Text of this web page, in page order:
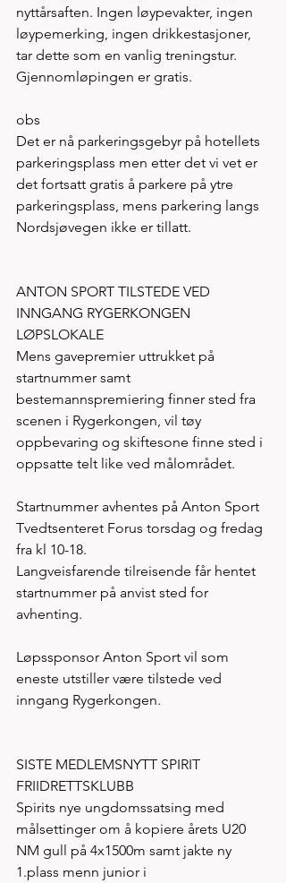
nyttårsaften. Ingen løypevakter, ingen
løypemerking, ingen drikkestasjoner,
tar dette som en vanlig treningstur.
Gjennomløpingen er gratis.
obs
Det er nå parkeringsgebyr på hotellets
parkeringsplass men etter det vi vet er
det fortsatt gratis å parkere på ytre
parkeringsplass, mens parkering langs
Nordsjøvegen ikke er tillatt.
ANTON SPORT TILSTEDE VED
INNGANG RYGERKONGEN
LØPSLOKALE
Mens gavepremier uttrukket på
startnummer samt
bestemannspremiering finner sted fra
scenen i Rygerkongen, vil tøy
oppbevaring og skiftesone finne sted i
oppsatte telt like ved målområdet.
Startnummer avhentes på Anton Sport
Tvedtsenteret Forus torsdag og fredag
fra kl 10-18.
Langveisfarende tilreisende får hentet
startnummer på anvist sted for
avhenting.
Løpssponsor Anton Sport vil som
eneste utstiller være tilstede ved
inngang Rygerkongen.
SISTE MEDLEMSNYTT SPIRIT
FRIIDRETTSKLUBB
Spirits nye ungdomssatsing med
målsettinger om å kopiere årets U20
NM gull på 4x1500m samt jakte ny
1.plass menn junior i